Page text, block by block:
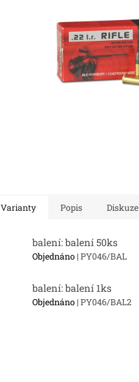
Varianty Popis Diskuze
balení: balení 50ks
Objednáno | PY046/BAL
balení: balení 1ks
Objednáno | PY046/BAL2